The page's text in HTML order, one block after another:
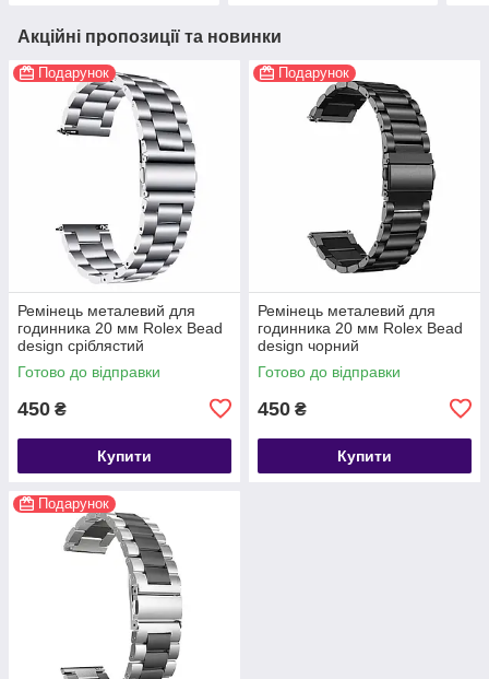
Акційні пропозиції та новинки
Подарунок
Ремінець металевий для
годинника 20 мм Rolex Bead
design сріблястий
Готово до відправки
450 ₴
Купити
Подарунок
Ремінець металевий для
годинника 20 мм Rolex Bead
design чорний
Готово до відправки
450 ₴
Купити
Подарунок